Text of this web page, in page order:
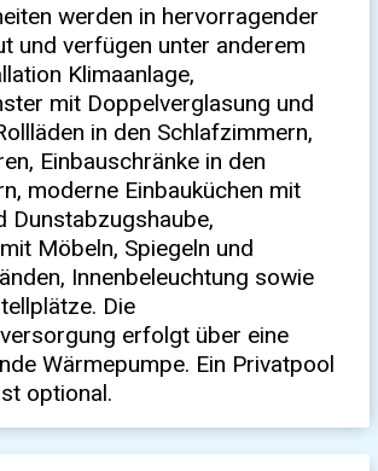
werden in hervorragender
und verfügen unter anderem
Klimaanlage,
mit Doppelverglasung und
in den Schlafzimmern,
Einbauschränke in den
moderne Einbauküchen mit
Dunstabzugshaube,
Möbeln, Spiegeln und
Innenbeleuchtung sowie
Die
erfolgt über eine
Wärmepumpe. Ein Privatpool
optional.